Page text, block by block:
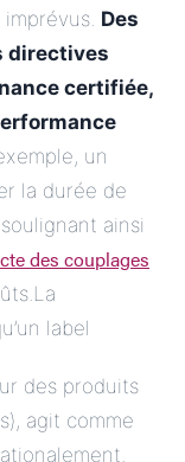
imprévus. Des
directives
certifiée,
un
la durée de
ainsi
des couplages
label
des produits
agit comme